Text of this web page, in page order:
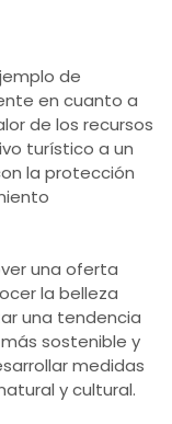
de
en cuanto a
de los recursos
turístico a un
la protección
una oferta
la belleza
una tendencia
sostenible y
medidas
y cultural.